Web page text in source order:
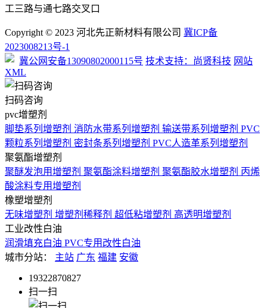
工三路与通七路交叉口
Copyright © 2023 河北先正新材料有限公司 冀ICP备
2023008213号-1
冀公网安备13090802000115号 技术支持：尚贤科技 网站
XML
扫码咨询
pvc增塑剂
脚垫系列增塑剂 消防水带系列增塑剂 输送带系列增塑剂 PVC
颗粒系列增塑剂 密封条系列增塑剂 PVC人造革系列增塑剂
聚氨酯增塑剂
聚醚发泡用增塑剂 聚氨酯涂料增塑剂 聚氨酯胶水增塑剂 丙烯
酸涂料专用增塑剂
橡塑增塑剂
无味增塑剂 增塑剂稀释剂 超低粘增塑剂 高透明增塑剂
工业改性白油
润滑填充白油 PVC专用改性白油
城市分站：
主站 广东 福建 安徽
19322870827
扫一扫